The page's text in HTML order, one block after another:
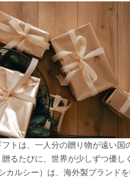
トは、一人分の贈り物が遠い国
るたびに、世界が少しずつ優し
カルシー）は、海外製ブランド